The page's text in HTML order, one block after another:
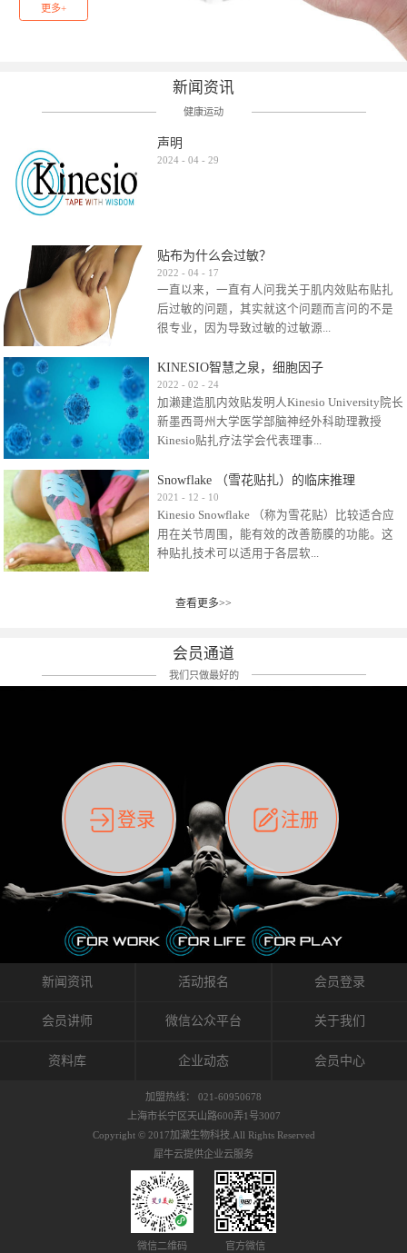
更多+
新闻资讯
健康运动
声明
2024 - 04 - 29
贴布为什么会过敏？
2022 - 04 - 17
一直以来，一直有人问我关于肌内效贴布贴扎
后过敏的问题，其实就这个问题而言问的不是
很专业，因为导致过敏的过敏源...
很多，比如试穿件衣服有时都会过敏，特定条
件下吃东西有时也会过敏，难道不吃不穿了？
其他品牌的在此我们不予评价，就KINESIO肌内
效贴布来说，40多年的研究开发制造肌内效贴
比如我本人，几乎天天接触KINESIO肌内效，无
论从皮肤适应性还是本人皮肤本身就不属于不
易过敏的那种，基本不会有过敏瘙痒的情况。
但是，当身体不适、休息不好、持续紧张等特
殊因素的影响下，有时还是会出现瘙痒过敏的
前后后居家近30天左右，感觉日子都日夜颠倒
痛影响走路。当天疼痛部贴了EDF和胃十字，膝
关节贴了半月板贴布。第2天第12肋部的EDF和
消失，贴布也没有出现进一步瘙痒过敏。而膝
关节的半月板贴布张力用的100%，但自始至终
它都很坚强的贴着，没有出现过任何瘙痒的迹
象。不同的条件下，同一个身体，不同的部位
皮肤的敏感度也有不同。因此我们KINESIO要做
的，是在研发生产过程中竭尽全力的降低致敏
性，减少贴布本身带来的致敏率。那到底是什
么原因引起的过敏瘙痒呢？我整理了以下内容
仅供大家参考，希望能给予大家帮助。首先我
们分析解剖下过敏的原因，然后简说一下
KINESIO贴布贴扎后预防应对。我把导致过敏的
原因，简单分为外因和内因。外因1，贴布贴布
括：1）面料的伸展率、回缩率、纤维的刺激
能会给皮肤带来过度的刺激，从而引起过敏瘙
KINESIO智慧之泉，细胞因子
2022 - 02 - 24
加濑建造肌内效贴发明人Kinesio University院长
新墨西哥州大学医学部脑神经外科助理教授
Kinesio贴扎疗法学会代表理事...
Kinesio Taping Association International
（KTAI）名誉会长 身体具有免疫、疼痛、细胞
破坏、发热、修复、增殖、再生等自然愈合能
力。 多作为细胞因子存在于皮肤表皮、真皮、
扎疗法）的效果是通过创造一个环境，使每种
以激发身体的自然愈合能力。 通常，药物会削
弱细胞因子的作用，单方面还会引起副作用的
症状。 与此相比，Kinesio肌内效贴创造了细
的控制仍有许多未知。 细胞因子是一种酵素，
各种各样的酵素起着适当的作用，为细胞创造
了适合居住的环境。 在现代医学上，这种细胞
因子是一种酶的观点往往被否定，但在体内有
有毒细菌和无毒细菌，它们起着保持身体平衡
的作用。 Kinesio肌内效贴不像药物那样在短时
间内表现出症状，而是通过花费时间创造一个
对身体没有伤害（副作用等）的环境来减轻症
状。 但是，由于营养、精神、运动的平衡被破
坏，各种细胞就会发生病态变化。 在一定的状
态下，细胞因子会自动捕捉异常，并在细胞之
间传递适当的修复信息。可以收集各自所需的
因子级联；细胞因子的连锁反应）。 如果这种
者甚至提供不需要的物质。 因此，身体所需的
自然愈合能力不仅不能发挥作用，反而会造成
恶化的环境。Kinesio肌内效贴的作用，就是解
决这些问题。 KinesioTaping ® （Kinesio贴扎
疗法）的概念是空（空间），动（流动），冷
（抑制热的上升），为了实现这些，贴布的质
作出来。 特别地，Kinesio Medical
Tappling®（Kinesio医疗贴扎）通过从皮肤表面
长时间给予适...
Snowflake （雪花贴扎）的临床推理
2021 - 12 - 10
Kinesio Snowflake （称为雪花贴）比较适合应
用在关节周围，能有效的改善筋膜的功能。这
种贴扎技术可以适用于各层软...
组织:肌肉，肌腱，韧带（主要围绕有问题的关
状，而是指贴布本身很重量，以及贴布刺激的
类型。贴布的应用充分利用了体内由间质液组
成的自然流体力学的流体层。这种轻微的刺激
间，还可以在单片贴布上提供支持和深度刺
激。通过对间质液的适当控制，可以连接皮下
筋膜，对关节进行非常轻柔的刺激，增加患部
的治疗区域。 snowflake“雪花”贴布不会妨碍皮
肤上下左右运动，有效的辅助修复关节周围组
织的筋膜。它可以作用于关节或肌肉表面，释
放压力，刺激深层筋膜。“雪花”贴扎疗法是一
种可以改变肌肉、筋膜和间质液之间自然流动
关系的方法。 间质液间质被称为人体的新器
官。研究人员认为，整个身体的网络是由坚韧
且柔软的蛋白质结构所支撑的相互连接的充满
流体的空间构成的。如果作为脏器，这是人体
最大的脏器，约占体重的20%（相比之下，皮
内流通，有助于细胞的再生和恢复。“1”“雪花”
周围进行轻柔的刺激，改善受影响的关节和肌
到辅助修复损伤组织的作用。对组织的营养供
膜，韧带和关节周围皮下组织的关节囊。 流
体力学理论加濑博士-Kinesio肌内效贴布的发明
人流体力学理论是以对日常生活产生反复影响
的纤细筋膜的性质为焦点。 筋膜容易受到外部
查看更多>>
会员通道
我们只做最好的
登录 注册
新闻资讯 活动报名 会员登录
会员讲师 微信公众平台 关于我们
资料库 企业动态 会员中心
加盟热线： 021-60950678
上海市长宁区天山路600弄1号3007
Copyright © 2017加濑生物科技.All Rights Reserved
犀牛云提供企业云服务
微信二维码 官方微信